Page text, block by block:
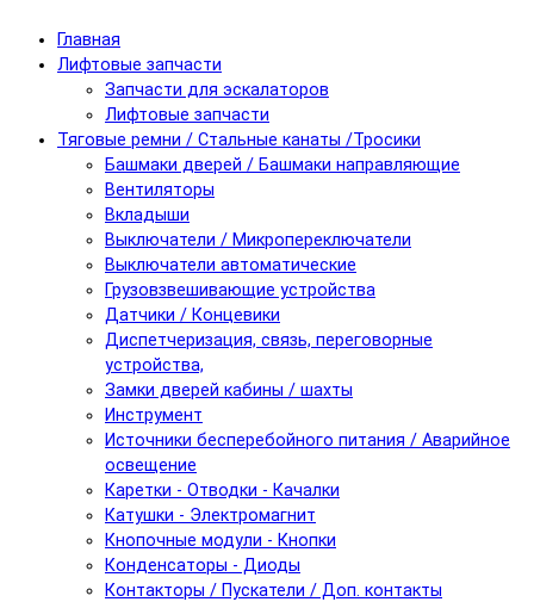
Главная
Лифтовые запчасти
Запчасти для эскалаторов
Лифтовые запчасти
Тяговые ремни / Стальные канаты /Тросики
Башмаки дверей / Башмаки направляющие
Вентиляторы
Вкладыши
Выключатели / Микропереключатели
Выключатели автоматические
Грузовзвешивающие устройства
Датчики / Концевики
Диспетчеризация, связь, переговорные
устройства,
Замки дверей кабины / шахты
Инструмент
Источники бесперебойного питания / Аварийное
освещение
Каретки - Отводки - Качалки
Катушки - Электромагнит
Кнопочные модули - Кнопки
Конденсаторы - Диоды
Контакторы / Пускатели / Доп. контакты